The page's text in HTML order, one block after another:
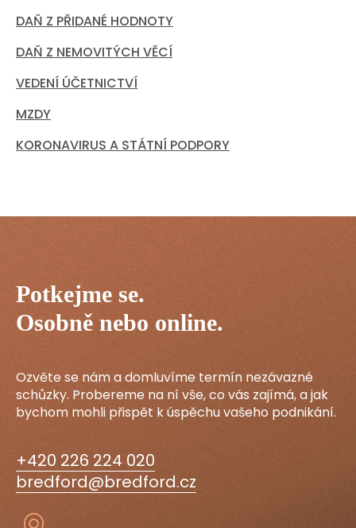
DAŇ Z PŘIDANÉ HODNOTY
DAŇ Z NEMOVITÝCH VĚCÍ
VEDENÍ ÚČETNICTVÍ
MZDY
KORONAVIRUS A STÁTNÍ PODPORY
Potkejme se.
Osobně nebo online.
Ozvěte se nám a domluvíme termín nezávazné
schůzky. Probereme na ní vše, co vás zajímá, a jak
bychom mohli přispět k úspěchu vašeho podnikání.
+420 226 224 020
bredford@bredford.cz